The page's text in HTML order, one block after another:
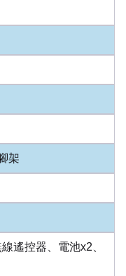
架
遙控器、電池x2、